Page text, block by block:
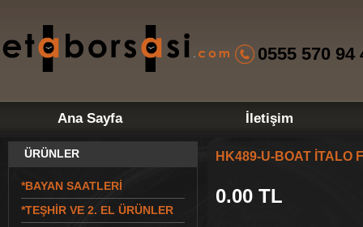
0555 570 94
Ana Sayfa İletişim
ÜRÜNLER
*BAYAN SAATLERİ
*TEŞHİR VE 2. EL ÜRÜNLER
HK489-U-BOAT İTALO
0.00 TL